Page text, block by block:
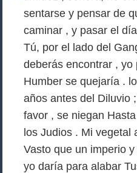
sentarse y pensar de
caminar , y pasar el
Tú, por el lado del
deberás encontrar , yo
Humber se quejaría .
años antes del Diluvio
favor , se niegan
los Judios . Mi vegetal
Vasto que un imperio
yo daría para alabar